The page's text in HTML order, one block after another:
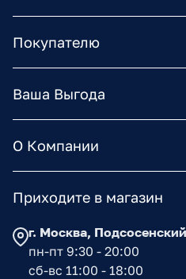
Покупателю
Ваша Выгода
О Компании
Приходите в магазин
г. Москва,
пн-пт 9:30 - 20:00
сб-вс 11:00 - 18:00